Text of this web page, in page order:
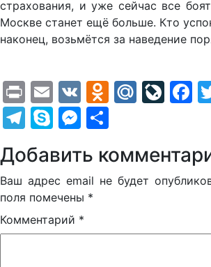
страхования, и уже сейчас все
Москве станет ещё больше. Кто
наконец, возьмётся за наведение
PrintEmail
VK
Telegram
SkypeMessenger
Добавить
Ваш адрес email не будет
поля помечены *
Комментарий *